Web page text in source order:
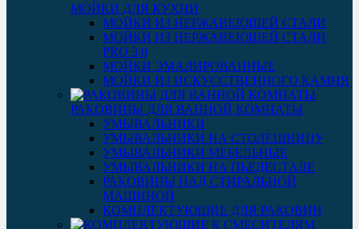
МОЙКИ ДЛЯ КУХНИ
МОЙКИ ИЗ НЕРЖАВЕЮЩЕЙ СТАЛИ
МОЙКИ ИЗ НЕРЖАВЕЮЩЕЙ СТАЛИ
PRO 3.0
МОЙКИ ЭМАЛИРОВАННЫЕ
МОЙКИ ИЗ ИСКУССТВЕННОГО КАМНЯ
РАКОВИНЫ ДЛЯ ВАННОЙ КОМНАТЫ
УМЫВАЛЬНИКИ
УМЫВАЛЬНИКИ НА СТОЛЕШНИЦУ
УМЫВАЛЬНИКИ МЕБЕЛЬНЫЕ
УМЫВАЛЬНИКИ НА ПЬЕДЕСТАЛЕ
РАКОВИНЫ НАД СТИРАЛЬНОЙ
МАШИНОЙ
КОМПЛЕКТУЮЩИЕ ДЛЯ РАКОВИН